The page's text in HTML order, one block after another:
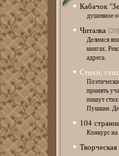
Кабачок
душевное
Читалка [20]
Делимся
книгах.
адреса.
Стихи,
принять
пишут
Пушкин.
104
Конкурс
Творческая